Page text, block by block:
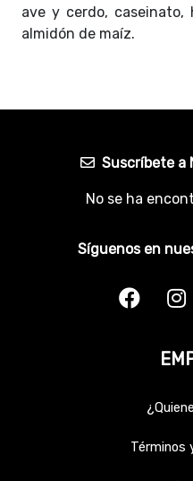
ave y cerdo, caseinato,
almidón de maíz.
Suscríbete a
No se ha
Síguenos en
Términos